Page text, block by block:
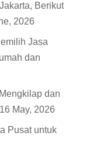
Berikut
2026
Jasa
dan
dan
16 May, 2026
Pusat untuk